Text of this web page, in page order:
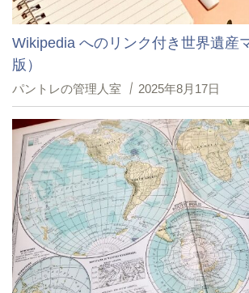
Wikipedia へのリンク付き世界遺産
版）
パントレの管理人室 2025年8月17日